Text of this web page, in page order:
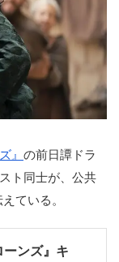
』 の前日譚ドラ
ト同士が、公共
ている。
ーンズ』キ